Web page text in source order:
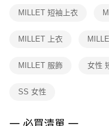
１．透過由恩沛科技股份有
權轉讓予恩沛科技股份有限公
３．未成年的使用者請事先
任。
請求用戶進行身份認證。
MILLET 短袖上衣
MILLET 上衣
MILLET 服飾 女性
SS 女性